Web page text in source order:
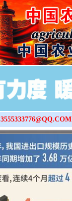
3555333776@QQ.COM